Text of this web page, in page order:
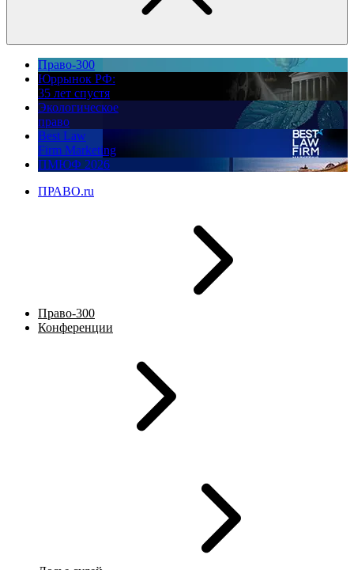
Право-300
Юррынок РФ:
35 лет спустя
Экологическое
право
Best Law
Firm Marketing
ПМЮФ 2026
ПРАВО.ru
Право-300
Конференции